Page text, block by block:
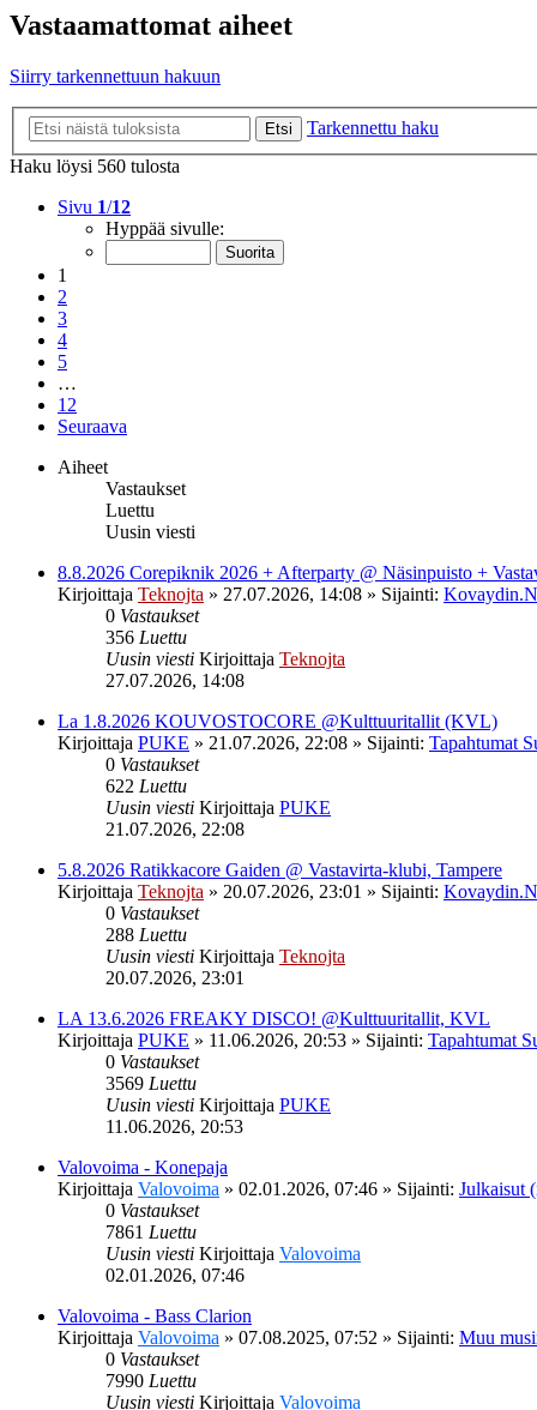
Vastaamattomat aiheet
Siirry tarkennettuun hakuun
Etsi
Tarkennettu haku
Haku löysi 560 tulosta
Sivu 1/12
Hyppää sivulle:
1
2
3
4
5
…
12
Seuraava
Aiheet
Vastaukset
Luettu
Uusin viesti
8.8.2026 Corepiknik 2026 + Afterparty @ Näsinpuisto +
Kirjoittaja Teknojta » 27.07.2026, 14:08 » Sijainti:
0 Vastaukset
356 Luettu
Uusin viesti Kirjoittaja Teknojta
27.07.2026, 14:08
La 1.8.2026 KOUVOSTOCORE @Kulttuuritallit (KVL)
Kirjoittaja PUKE » 21.07.2026, 22:08 » Sijainti: Tapahtumat
0 Vastaukset
622 Luettu
Uusin viesti Kirjoittaja PUKE
21.07.2026, 22:08
5.8.2026 Ratikkacore Gaiden @ Vastavirta-klubi, Tampere
Kirjoittaja Teknojta » 20.07.2026, 23:01 » Sijainti:
0 Vastaukset
288 Luettu
Uusin viesti Kirjoittaja Teknojta
20.07.2026, 23:01
LA 13.6.2026 FREAKY DISCO! @Kulttuuritallit, KVL
Kirjoittaja PUKE » 11.06.2026, 20:53 » Sijainti: Tapahtumat
0 Vastaukset
3569 Luettu
Uusin viesti Kirjoittaja PUKE
11.06.2026, 20:53
Valovoima - Konepaja
Kirjoittaja Valovoima » 02.01.2026, 07:46 » Sijainti: Julkaisut
0 Vastaukset
7861 Luettu
Uusin viesti Kirjoittaja Valovoima
02.01.2026, 07:46
Valovoima - Bass Clarion
Kirjoittaja Valovoima » 07.08.2025, 07:52 » Sijainti: Muu
0 Vastaukset
7990 Luettu
Uusin viesti Kirjoittaja Valovoima